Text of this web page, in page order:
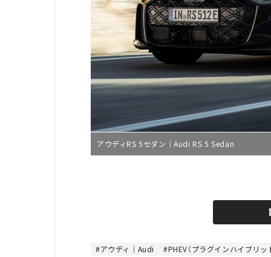
アウディRS 5セダン｜Audi RS 5 Sedan
4
.
アウディ｜Audi PHEV（プラグインハイブリッ